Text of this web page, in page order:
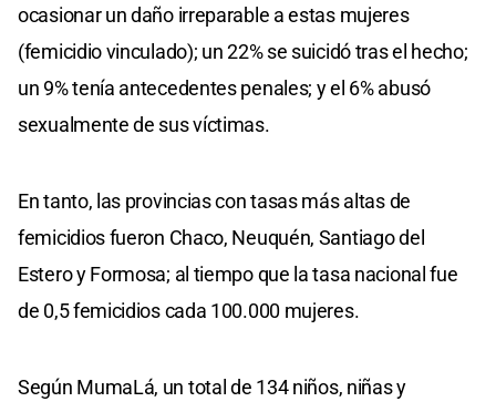
ocasionar un daño irreparable a estas mujeres
(femicidio vinculado); un 22% se suicidó tras el hecho;
un 9% tenía antecedentes penales; y el 6% abusó
sexualmente de sus víctimas.
En tanto, las provincias con tasas más altas de
femicidios fueron Chaco, Neuquén, Santiago del
Estero y Formosa; al tiempo que la tasa nacional fue
de 0,5 femicidios cada 100.000 mujeres.
Según MumaLá, un total de 134 niños, niñas y